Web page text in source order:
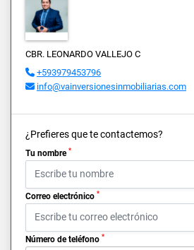
CBR. LEONARDO VALLEJO C
+593979453796
info@vainversionesinmobiliarias.com
¿Prefieres que te contactemos?
Tu nombre *
Correo electrónico *
Número de teléfono *